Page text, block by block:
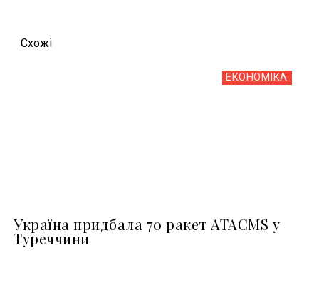
Схожi
ЕКОНОМІКА
Україна придбала 70 ракет ATACMS у
Туреччини